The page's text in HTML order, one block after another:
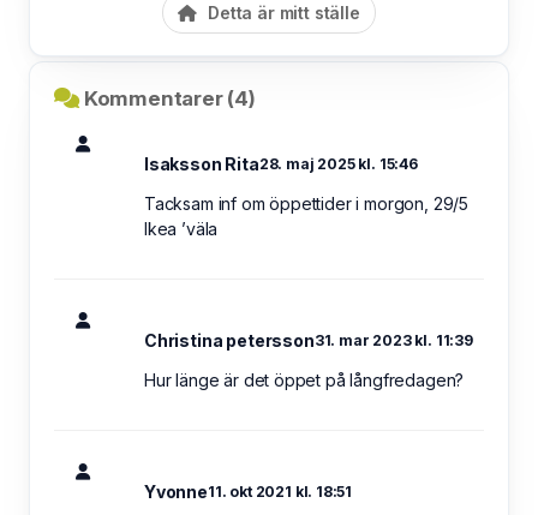
Detta är mitt ställe
Kommentarer (4)
Isaksson Rita28. maj 2025 kl. 15:46
Tacksam inf om öppettider i morgon, 29/5
Ikea ’väla
Christina petersson31. mar 2023 kl. 11:39
Hur länge är det öppet på långfredagen?
Yvonne11. okt 2021 kl. 18:51